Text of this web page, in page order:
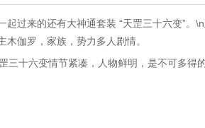
过来的还有大神通套装 “天罡三十六变”。
伽罗，家族，势力多人剧情。
十六变情节紧凑，人物鲜明，是不可多得